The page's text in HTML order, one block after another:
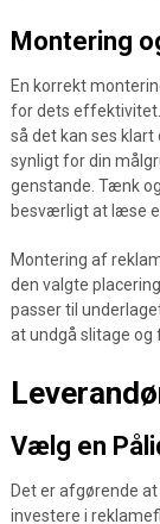
Montering
En korrekt
for dets
så det kan ses
synligt for din
genstande. Tænk
besværligt at læse
Montering af
den valgte
passer til
at undgå slitage og
Vælg en
Det er afgørende
investere i